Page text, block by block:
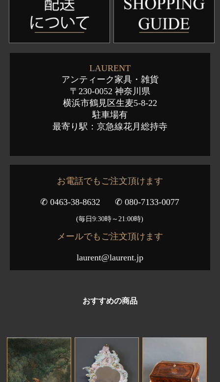
LAURENT
アンティーク家具・雑貨
〒230-0052 神奈川県
横浜市鶴見区生麦5-8-22
駐車場有
最寄り駅：京急線花月総持寺
お電話でもご注文頂けます
✆ 0463-38-8632 ✆ 080-7133-0077
(毎日9:30時～21:00時)
メールでもご注文頂けます
laurent@laurent.jp
おすすめの商品